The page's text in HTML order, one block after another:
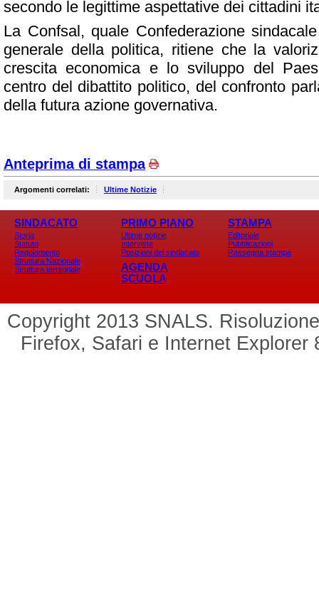
secondo le legittime aspettative dei cittadini
La Confsal, quale Confederazione
generale della politica, ritiene che la
crescita economica e lo sviluppo del
centro del dibattito politico, del confronto
della futura azione governativa.
Anteprima di stampa
Argomenti correlati: Ultime Notizie
SINDACATO
Storia
Statuto
Regolamento
Struttura Nazionale
Struttura territoriale
PRIMO PIANO
Ultime notizie
Interviste
Posizioni del sindacato
AGENDA
SCUOLA
STAMPA
Editoriale
Pubblicazioni
Rassegna stampa
Copyright 2013 SNALS.
Firefox, Safari e Internet